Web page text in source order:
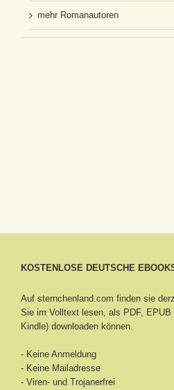
mehr Romanautoren
KOSTENLOSE DEUTSCHE
Auf sternchenland.com finden sie
Sie im Volltext lesen, als PDF,
Kindle) downloaden können.
- Keine Anmeldung
- Keine Mailadresse
- Viren- und Trojanerfrei